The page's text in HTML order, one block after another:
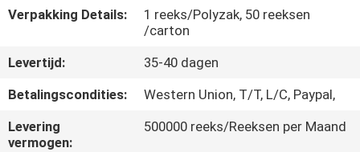
PRIVACY
Verpakking Details:
1 reeks/Polyzak, 50 reeksen
/carton
Levertijd:
35-40 dagen
Betalingscondities:
Western Union, T/T, L/C, Paypal,
Levering
vermogen:
500000 reeks/Reeksen per Maand